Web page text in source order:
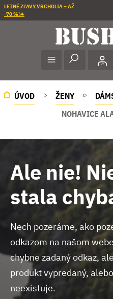
LETNÉ ZĽAVY VRCHOLIA – AŽ
-70 %!☀️
ÚVOD ŽENY
NOHAVICE
Ale nie!
stala
Nech pozeráme, ako
odkazom na našom
chybne zadaný odkaz,
produkt vypredaný,
neexistuje.